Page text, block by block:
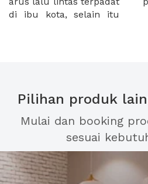
di ibu kota, selain itu
Pilihan produk
Mulai dan booking
sesuai